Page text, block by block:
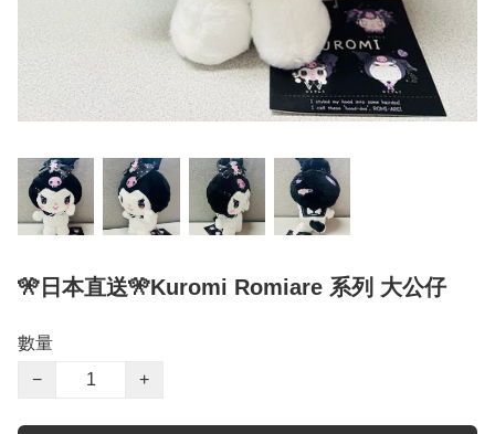
🎌日本直送🎌Kuromi Romiare 系列 大公仔
數量
−
+